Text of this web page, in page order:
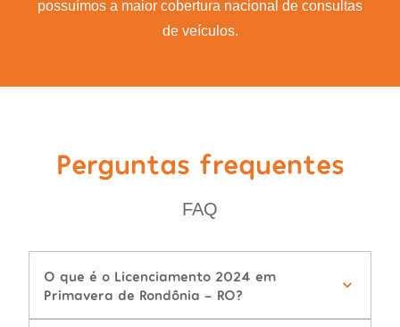
possuímos a maior cobertura nacional de consultas
de veículos.
Perguntas frequentes
FAQ
O que é o Licenciamento 2024 em
Primavera de Rondônia - RO?